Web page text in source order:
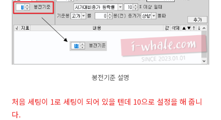
봉전기준 설명
처음 세팅이 1로 세팅이 되어 있을 텐데 10으로 설정을 해 줍니
다.